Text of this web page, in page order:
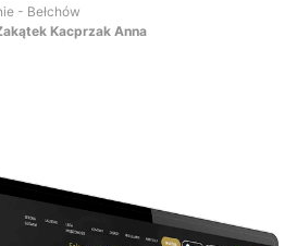
- Bełchów
Kacprzak Anna